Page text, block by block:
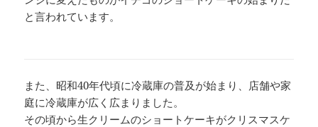
と言われています。
また、昭和40年代頃に冷蔵庫の普及が始まり、店舗や家
庭に冷蔵庫が広く広まりました。
その頃から生クリームのショートケーキがクリスマスケ